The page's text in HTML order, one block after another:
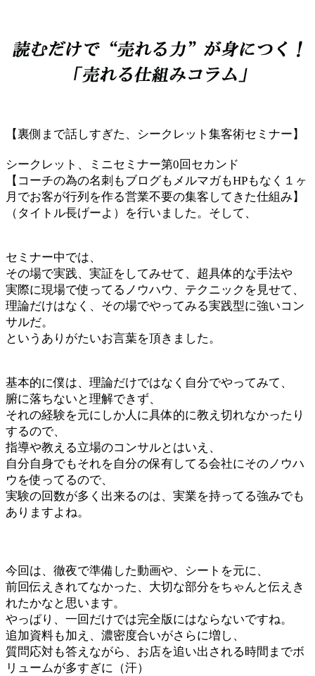
【裏側まで話しすぎた、シークレット集客術セミナー】
シークレット、ミニセミナー第0回セカンド
【コーチの為の名刺もブログもメルマガもHPもなく１ヶ
月でお客が行列を作る営業不要の集客してきた仕組み】
（タイトル長げーよ）を行いました。そして、
セミナー中では、
その場で実践、実証をしてみせて、超具体的な手法や
実際に現場で使ってるノウハウ、テクニックを見せて、
理論だけはなく、その場でやってみる実践型に強いコン
サルだ。
というありがたいお言葉を頂きました。
基本的に僕は、理論だけではなく自分でやってみて、
腑に落ちないと理解できず、
それの経験を元にしか人に具体的に教え切れなかったり
するので、
指導や教える立場のコンサルとはいえ、
自分自身でもそれを自分の保有してる会社にそのノウハ
ウを使ってるので、
実験の回数が多く出来るのは、実業を持ってる強みでも
ありますよね。
今回は、徹夜で準備した動画や、シートを元に、
前回伝えきれてなかった、大切な部分をちゃんと伝えき
れたかなと思います。
やっぱり、一回だけでは完全版にはならないですね。
追加資料も加え、濃密度合いがさらに増し、
質問応対も答えながら、お店を追い出される時間までボ
リュームが多すぎに（汗）